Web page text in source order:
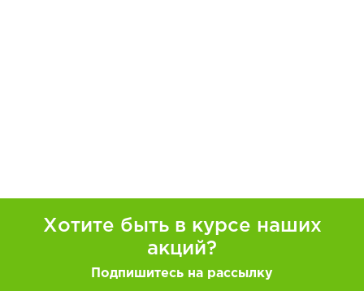
Хотите быть в курсе наших
акций?
Подпишитесь на рассылку